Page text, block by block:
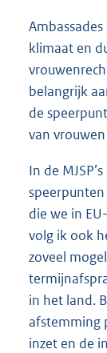
klimaat en
belangrijk
de
van
In de
die we in
volg ik ook
zoveel
in het land.
afstemming
inzet en de